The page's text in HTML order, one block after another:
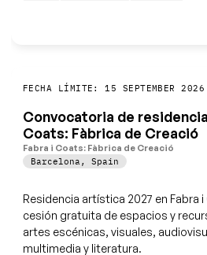
FECHA LÍMITE: 15 SEPTEMBER 2026
Convocatoria de
Coats: Fàbrica de Creació
Fabra i Coats: Fàbrica de Creació
Barcelona , Spain
Residencia artística 2027 en Fabra
cesión gratuita de espacios y
artes escénicas, visuales,
multimedia y literatura.